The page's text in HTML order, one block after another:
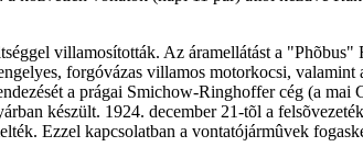
villamosították. Az áramellátást a
forgóvázas villamos motorkocsi,
a prágai Smichow-Ringhoffer cég (a
készült. 1924. december 21-tõl a
Ezzel kapcsolatban a vontatójármûvek